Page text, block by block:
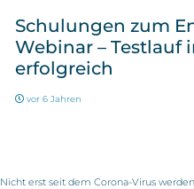
Schulungen zum
Webinar – Testlauf
erfolgreich
vor 6 Jahren
Nicht erst seit dem Corona-Virus